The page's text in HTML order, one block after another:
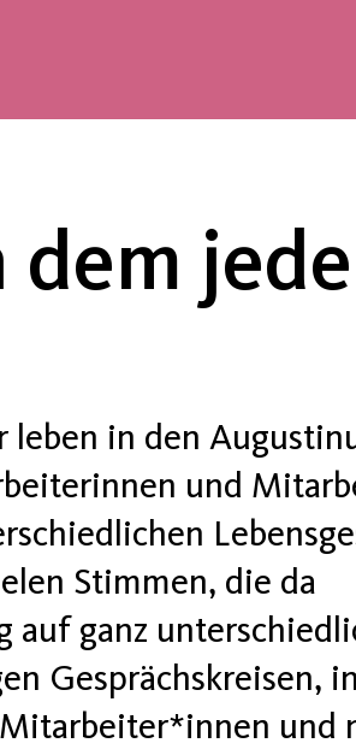
jede
leben in den
und
Stimmen, die da
auf ganz
Gesprächskreisen,
und